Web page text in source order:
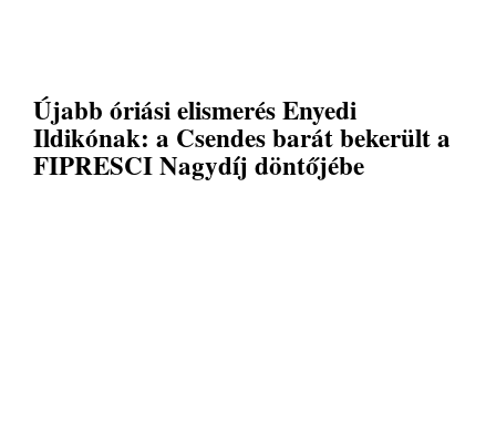
Újabb óriási elismerés Enyedi
Ildikónak: a Csendes barát bekerült a
FIPRESCI Nagydíj döntőjébe